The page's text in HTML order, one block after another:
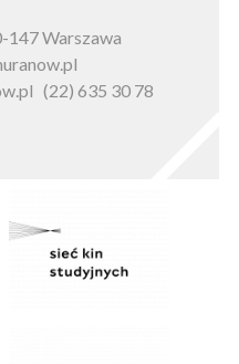
147 Warszawa
(22) 635 30 78